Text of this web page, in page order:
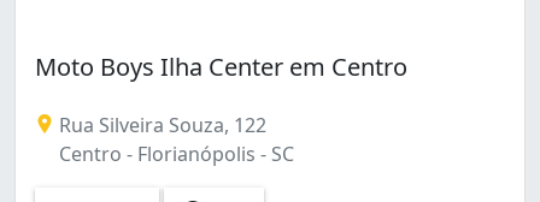
Moto Boys Ilha Center em Centro
Rua Silveira Souza, 122
Centro - Florianópolis - SC